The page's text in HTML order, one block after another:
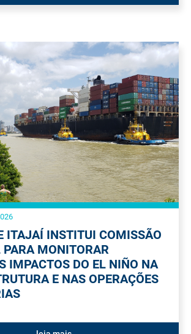
ITAJAÍ INSTITUI COMISSÃO
PARA MONITORAR
IMPACTOS DO EL NIÑO NA
E NAS OPERAÇÕES